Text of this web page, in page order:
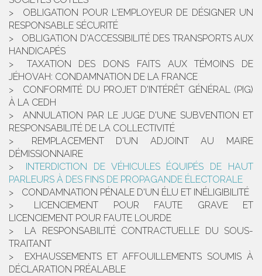
OBLIGATION POUR L'EMPLOYEUR DE DÉSIGNER UN
RESPONSABLE SÉCURITÉ
OBLIGATION D'ACCESSIBILITÉ DES TRANSPORTS AUX
HANDICAPÉS
TAXATION DES DONS FAITS AUX TÉMOINS DE
JÉHOVAH: CONDAMNATION DE LA FRANCE
CONFORMITÉ DU PROJET D'INTÉRÊT GÉNÉRAL (PIG)
À LA CEDH
ANNULATION PAR LE JUGE D'UNE SUBVENTION ET
RESPONSABILITÉ DE LA COLLECTIVITÉ
REMPLACEMENT D'UN ADJOINT AU MAIRE
DÉMISSIONNAIRE
INTERDICTION DE VÉHICULES ÉQUIPÉS DE HAUT
PARLEURS À DES FINS DE PROPAGANDE ÉLECTORALE
CONDAMNATION PÉNALE D'UN ÉLU ET INÉLIGIBILITÉ
LICENCIEMENT POUR FAUTE GRAVE ET
LICENCIEMENT POUR FAUTE LOURDE
LA RESPONSABILITÉ CONTRACTUELLE DU SOUS-
TRAITANT
EXHAUSSEMENTS ET AFFOUILLEMENTS SOUMIS À
DÉCLARATION PRÉALABLE